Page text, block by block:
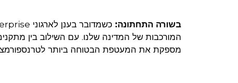
בשורה התחתונה:
מספקת את המעטפת הבטוחה ביותר